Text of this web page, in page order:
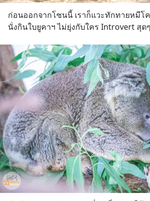
ก่อนออกจากโซนนี้ เราก็แวะทักทายหมีโ
นั่งกินใบยูคาฯ ไม่ยุ่งกับใคร Introvert สุดๆ